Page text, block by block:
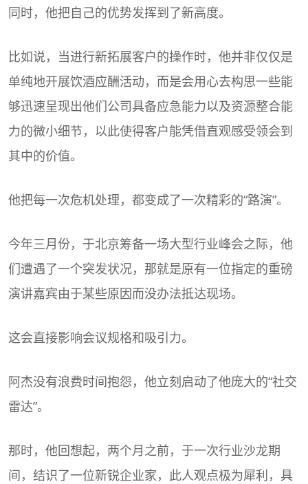
同时，他把自己的优势发挥到了新高度。
比如说，当进行新拓展客户的操作时，他并非仅仅是
单纯地开展饮酒应酬活动，而是会用心去构思一些能
够迅速呈现出他们公司具备应急能力以及资源整合能
力的微小细节，以此使得客户能凭借直观感受领会到
其中的价值。
他把每一次危机处理，都变成了一次精彩的“路演”。
今年三月份，于北京筹备一场大型行业峰会之际，他
们遭遇了一个突发状况，那就是原有一位指定的重磅
演讲嘉宾由于某些原因而没办法抵达现场。
这会直接影响会议规格和吸引力。
阿杰没有浪费时间抱怨，他立刻启动了他庞大的“社交
雷达”。
那时，他回想起，两个月之前，于一次行业沙龙期
间，结识了一位新锐企业家，此人观点极为犀利，具